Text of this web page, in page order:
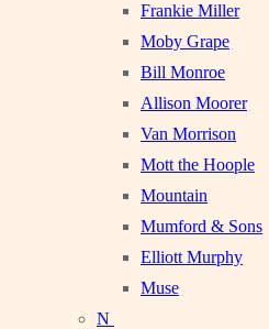
Frankie Miller
Moby Grape
Bill Monroe
Allison Moorer
Van Morrison
Mott the Hoople
Mountain
Mumford & Sons
Elliott Murphy
Muse
N